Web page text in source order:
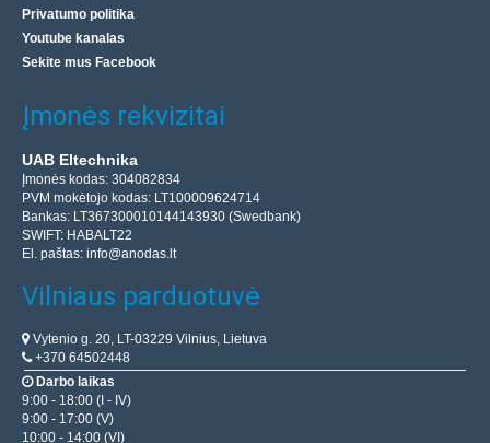
Privatumo politika
Youtube kanalas
Sekite mus Facebook
Įmonės rekvizitai
UAB Eltechnika
Įmonės kodas: 304082834
PVM mokėtojo kodas: LT100009624714
Bankas: LT367300010144143930 (Swedbank)
SWIFT: HABALT22
El. paštas: info@anodas.lt
Vilniaus parduotuvė
Vytenio g. 20, LT-03229 Vilnius, Lietuva
+370 64502448
Darbo laikas
9:00 - 18:00 (I - IV)
9:00 - 17:00 (V)
10:00 - 14:00 (VI)